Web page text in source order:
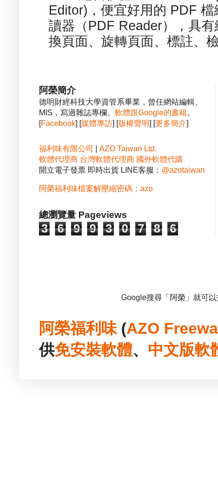
Editor)，便宜好用的 PDF
讀器（PDF Reader），具
換頁面、旋轉頁面、標註、
阿榮簡介
德明財經科技大學資管系畢業，曾任網站編輯、
MIS，寫過雜誌專欄、 軟體跟Google的書籍。
[Facebook] [媒體專訪] [版權聲明] [更多簡介]
福利味有限公司
AZO Taiwan Ltd.
軟體代理商 台灣軟體代理商 國外軟體代購
開立電子發票 即時出貨 LINE客服： @azotaiwan
阿榮福利味檔案解壓縮密碼：azo
總瀏覽量 Pageviews
3 6 9 9 3 0 7 8 6
Google搜尋「阿榮」就可
阿榮福利味(AZO
供免安裝軟體、 中文版軟